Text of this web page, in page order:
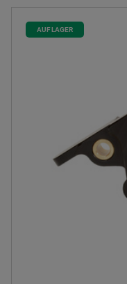
AUF LAGER